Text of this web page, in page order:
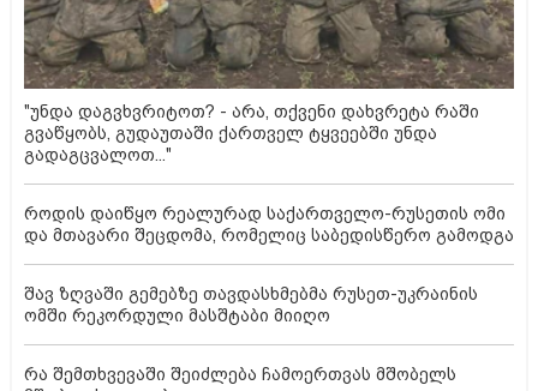
"უნდა დაგვხვრიტოთ? - არა, თქვენი დახვრეტა რაში
გვაწყობს, გუდაუთაში ქართველ ტყვეებში უნდა
გადაგცვალოთ..."
როდის დაიწყო რეალურად საქართველო-რუსეთის ომი
და მთავარი შეცდომა, რომელიც საბედისწერო გამოდგა
შავ ზღვაში გემებზე თავდასხმებმა რუსეთ-უკრაინის
ომში რეკორდული მასშტაბი მიიღო
რა შემთხვევაში შეიძლება ჩამოერთვას მშობელს